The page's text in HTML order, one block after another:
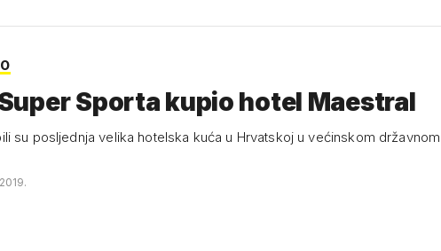
Sporta kupio hotel Maestral
su posljednja velika hotelska kuća u Hrvatskoj u većinskom državnom